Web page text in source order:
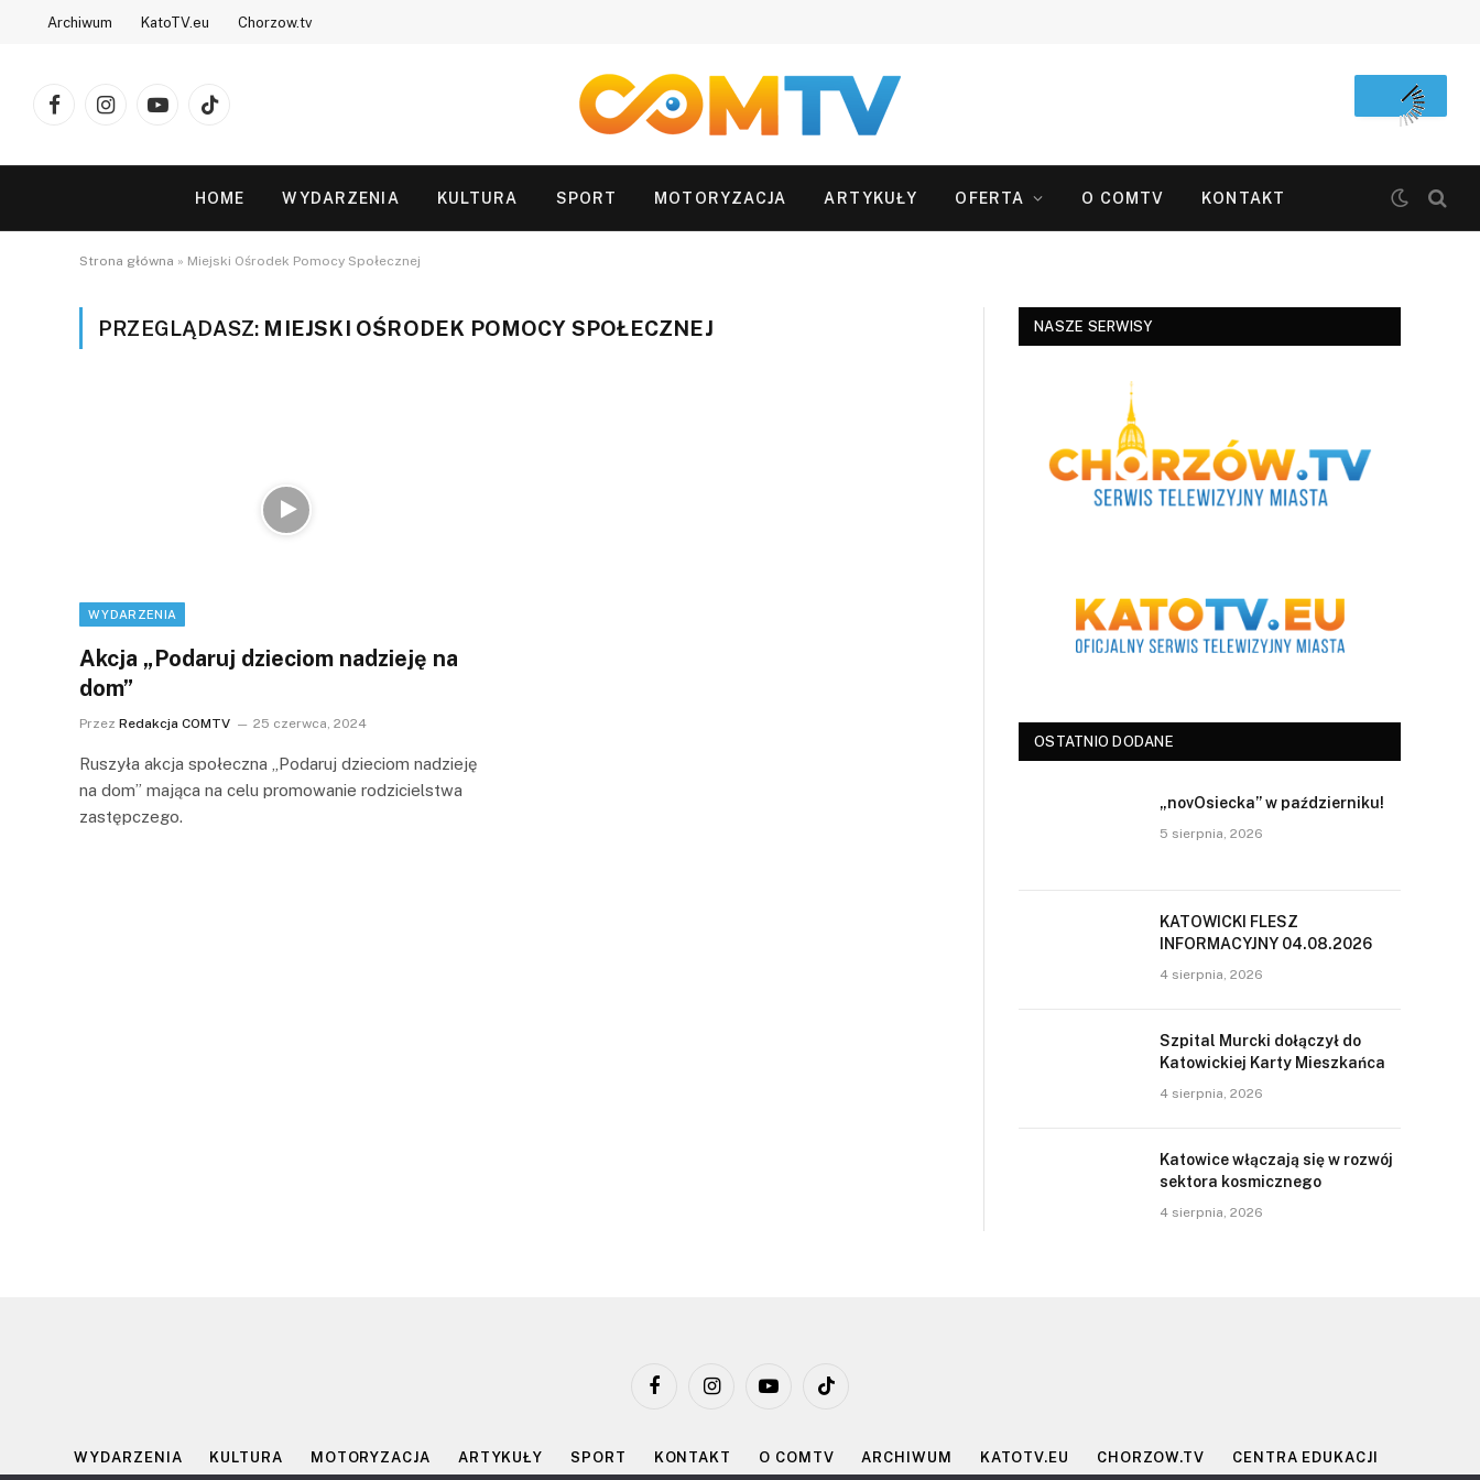
Archiwum KatoTV.eu Chorzow.tv
FacebookInstagramYouTubeTikTok
HOME WYDARZENIA KULTURA SPORT MOTORYZACJA ARTYKUŁY OFERTA O COMTV KONTAKT
Strona główna » Miejski Ośrodek Pomocy Społecznej
PRZEGLĄDASZ: MIEJSKI OŚRODEK POMOCY SPOŁECZNEJ
WYDARZENIA
Akcja „Podaruj dzieciom nadzieję na
dom”
Przez Redakcja COMTV 25 czerwca, 2024
Ruszyła akcja społeczna „Podaruj dzieciom nadzieję
na dom” mająca na celu promowanie rodzicielstwa
zastępczego.
NASZE SERWISY
OSTATNIO DODANE
„novOsiecka” w październiku!
5 sierpnia, 2026
KATOWICKI FLESZ
INFORMACYJNY 04.08.2026
4 sierpnia, 2026
Szpital Murcki dołączył do
Katowickiej Karty Mieszkańca
4 sierpnia, 2026
Katowice włączają się w rozwój
sektora kosmicznego
4 sierpnia, 2026
FacebookInstagramYouTubeTikTok
WYDARZENIA KULTURA MOTORYZACJA ARTYKUŁY SPORT KONTAKT O COMTV ARCHIWUM KATOTV.EU CHORZOW.TV CENTRA EDUKACJI